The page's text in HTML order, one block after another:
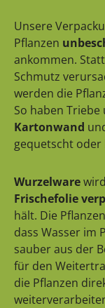
Unsere
Pflanzen
ankommen.
Schmutz
werden die
So haben
Kartonwand
gequetscht oder
Wurzelware
Frischefolie
hält. Die
dass Wasser im
sauber aus der
für den
die Pflanzen